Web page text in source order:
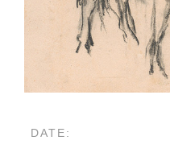
DATE: